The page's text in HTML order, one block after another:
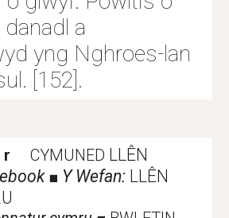
a
yng Nghroes-lan
[152].
r CYMUNED LLÊN
■ Y Wefan: LLÊN